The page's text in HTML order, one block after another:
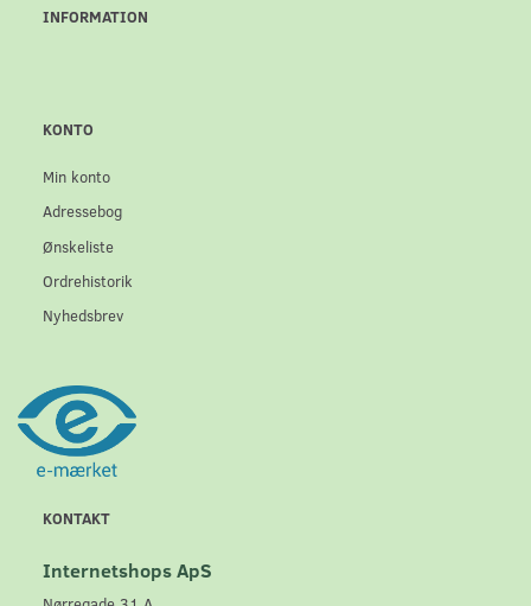
INFORMATION
KONTO
Min konto
Adressebog
Ønskeliste
Ordrehistorik
Nyhedsbrev
KONTAKT
Internetshops ApS